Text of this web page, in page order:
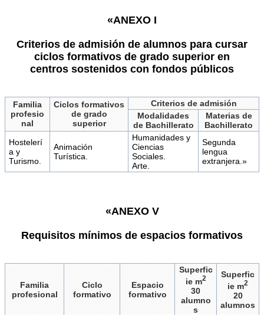
«ANEXO I
Criterios de admisión de alumnos para cursar
ciclos formativos de grado superior en
centros sostenidos con fondos públicos
Familia
profesio
nal
Ciclos formativos
de grado
superior
Criterios de admisión
Modalidades
de Bachillerato
Materias de
Bachillerato
Hostelerí
a y
Turismo.
Animación
Turística.
Humanidades y
Ciencias
Sociales.
Arte.
Segunda
lengua
extranjera.»
«ANEXO V
Requisitos mínimos de espacios formativos
Familia
profesional
Ciclo
formativo
Espacio
formativo
Superfic
ie m2
30
alumno
s
Superfic
ie m2
20
alumnos